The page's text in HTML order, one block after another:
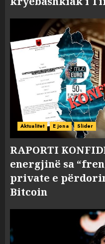
Aktualitet E jona Slider
RAPORTI
energjinë sa
private e
Bitcoin